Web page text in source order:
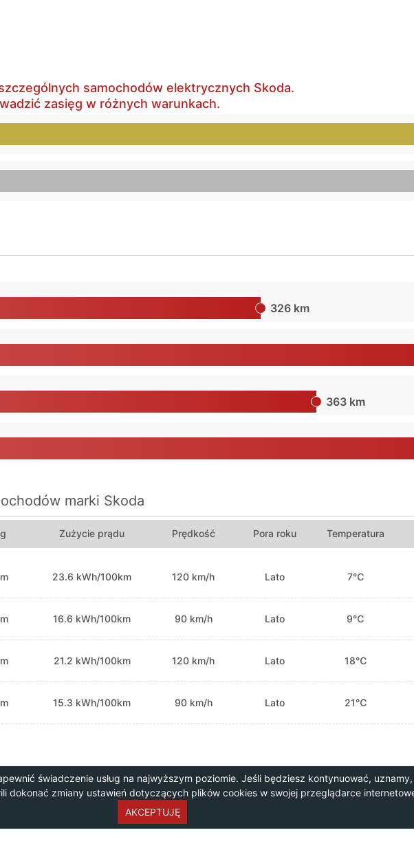
świadczenie usług na najwyższym poziomie. Jeśli będziesz kontynuować,
dokonać zmiany ustawień dotyczących plików cookies w swojej przeglądarce
AKCEPTUJĘ
samochodów elektrycznych Skoda.
zasięg w różnych warunkach.
326 km
363 km
marki Skoda
Zużycie prądu Prędkość Pora roku Temperatura
23.6 kWh/100km 120 km/h Lato 7℃
16.6 kWh/100km 90 km/h Lato 9℃
21.2 kWh/100km 120 km/h Lato 18℃
15.3 kWh/100km 90 km/h Lato 21℃